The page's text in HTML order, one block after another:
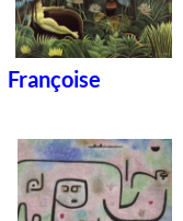
Françoise